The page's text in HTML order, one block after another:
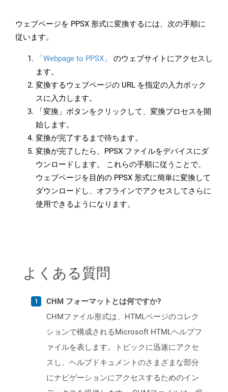
ウェブページを PPSX 形式に変換するには、次の手順に
従います。
「Webpage to PPSX」
のウェブサイトにアクセスし
ます。
変換するウェブページの URL を指定の入力ボック
スに入力します。
「変換」ボタンをクリックして、変換プロセスを開
始します。
変換が完了するまで待ちます。
変換が完了したら、PPSX ファイルをデバイスにダ
ウンロードします。 これらの手順に従うことで、
ウェブページを目的の PPSX 形式に簡単に変換して
ダウンロードし、オフラインでアクセスしてさらに
使用できるようになります。
よくある質問
CHM フォーマットとは何ですか?
CHMファイル形式は、HTMLページのコレク
ションで構成されるMicrosoft HTMLヘルプフ
ァイルを表します。トピックに迅速にアクセ
スし、ヘルプドキュメントのさまざまな部分
にナビゲーションにアクセスするためのイン